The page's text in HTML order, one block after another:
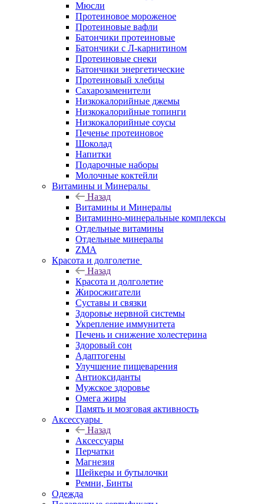
Мюсли
Протеиновое мороженое
Протеиновые вафли
Батончики протеиновые
Батончики с Л-карнитином
Протеиновые снеки
Батончики энергетические
Протеиновый хлебцы
Сахарозаменители
Низкокалорийные джемы
Низкокалорийные топинги
Низкокалорийные соусы
Печенье протеиновое
Шоколад
Напитки
Подарочные наборы
Молочные коктейли
Витамины и Минералы
Назад
Витамины и Минералы
Витаминно-минеральные комплексы
Отдельные витамины
Отдельные минералы
ZMA
Красота и долголетие
Назад
Красота и долголетие
Жиросжигатели
Суставы и связки
Здоровье нервной системы
Укрепление иммунитета
Печень и снижение холестерина
Здоровый сон
Адаптогены
Улучшение пищеварения
Антиоксиданты
Мужское здоровье
Омега жиры
Память и мозговая активность
Аксессуары
Назад
Аксессуары
Перчатки
Магнезия
Шейкеры и бутылочки
Ремни, Бинты
Одежда